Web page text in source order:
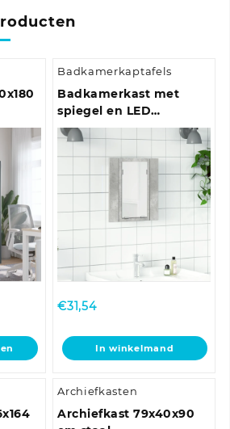
Prijsklasse:
Badkamerkaptafels
Badkamerkast met
spiegel en LED
40x12x45 cm acryl
betongrijs
€31,54
In winkelmand
Archiefkasten
Archiefkast 79x40x90